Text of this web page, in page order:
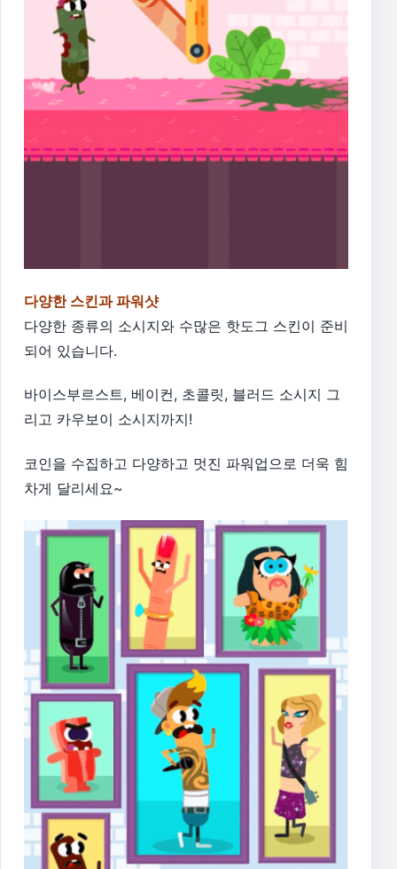
다양한 스킨과 파워샷
다양한 종류의 소시지와 수많은 핫도그 스킨이 준비
되어 있습니다.
바이스부르스트, 베이컨, 초콜릿, 블러드 소시지 그
리고 카우보이 소시지까지!
코인을 수집하고 다양하고 멋진 파워업으로 더욱 힘
차게 달리세요~